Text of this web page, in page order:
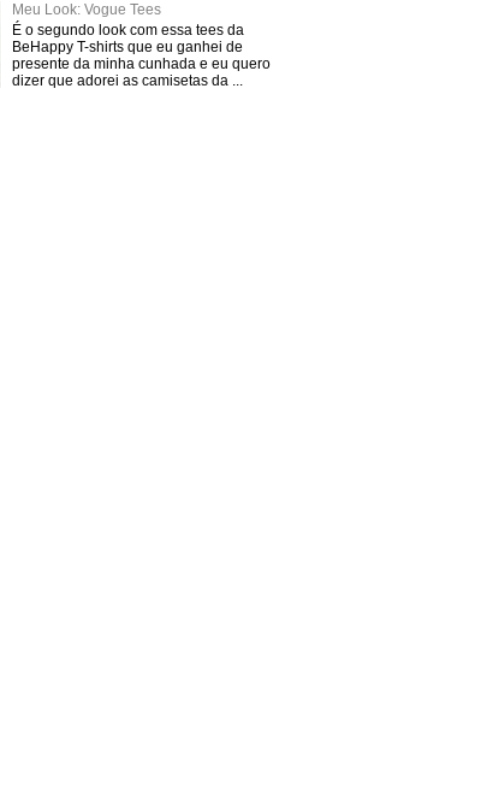
Meu Look: Vogue Tees
É o segundo look com essa tees da
BeHappy T-shirts que eu ganhei de
presente da minha cunhada e eu quero
dizer que adorei as camisetas da ...